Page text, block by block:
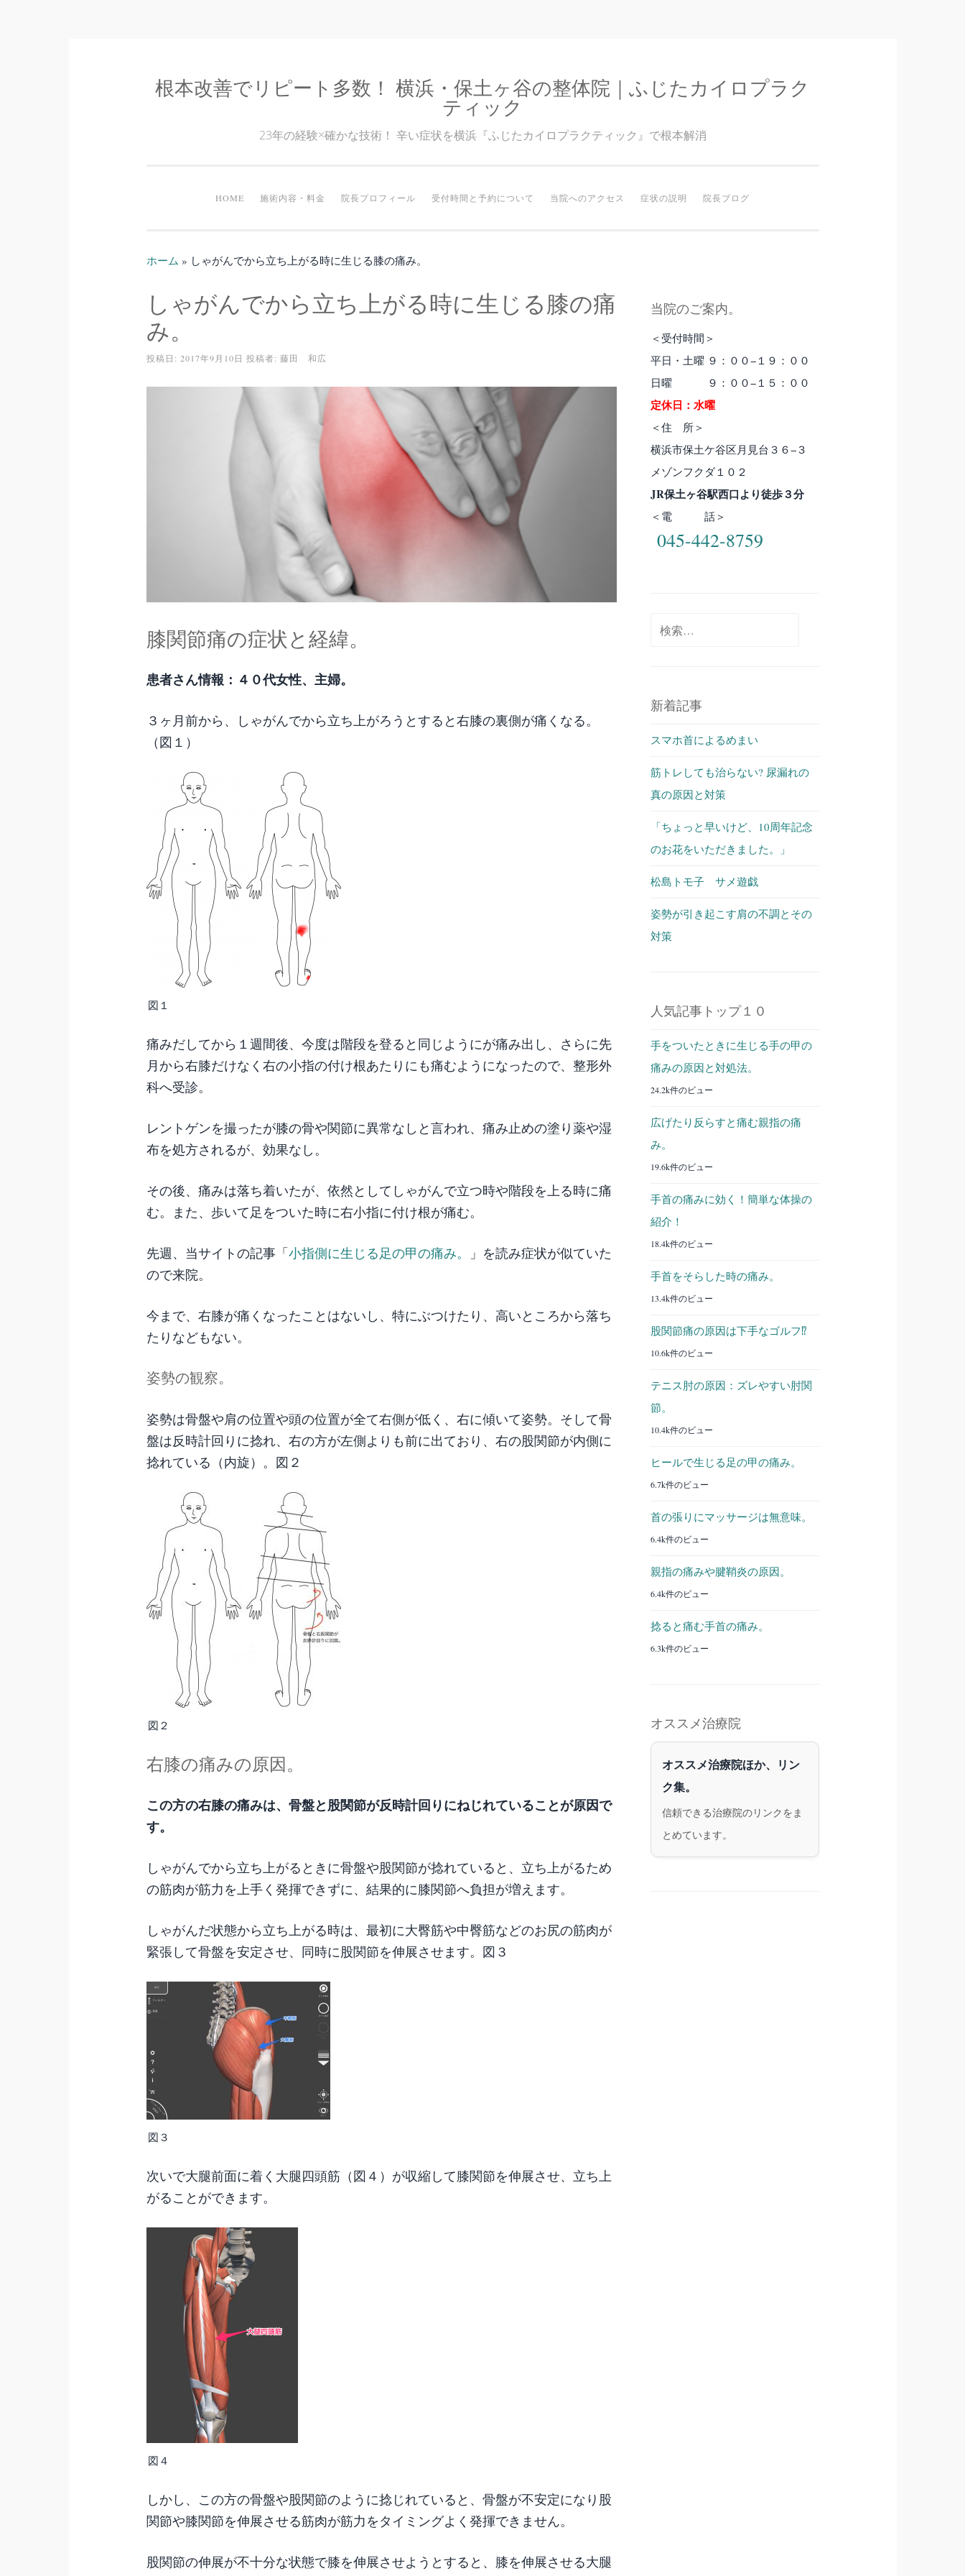
コ
プ
根本改善でリピート多数！ 横浜・保土ヶ谷の整体院｜ふじたカイロプラク
ティック
23年の経験×確かな技術！ 辛い症状を横浜『ふじたカイロプラクティック』で根本解消
HOME 施術内容・料金 院長プロフィール 受付時間と予約について 当院へのアクセス 症状の説明 院長ブログ
ホーム » しゃがんでから立ち上がる時に生じる膝の痛み。
しゃがんでから立ち上がる時に生じる膝の痛
み。
投稿日: 2017年9月10日 投稿者: 藤田 和広
膝関節痛の症状と経緯。
患者さん情報：４０代女性、主婦。
３ヶ月前から、しゃがんでから立ち上がろうとすると右膝の裏側が痛くなる。
（図１）
図１
痛みだしてから１週間後、今度は階段を登ると同じようにが痛み出し、さらに先
月から右膝だけなく右の小指の付け根あたりにも痛むようになったので、整形外
科へ受診。
レントゲンを撮ったが膝の骨や関節に異常なしと言われ、痛み止めの塗り薬や湿
布を処方されるが、効果なし。
その後、痛みは落ち着いたが、依然としてしゃがんで立つ時や階段を上る時に痛
む。また、歩いて足をついた時に右小指に付け根が痛む。
先週、当サイトの記事「小指側に生じる足の甲の痛み。
」を読み症状が似ていた
ので来院。
今まで、右膝が痛くなったことはないし、特にぶつけたり、高いところから落ち
たりなどもない。
姿勢の観察。
姿勢は骨盤や肩の位置や頭の位置が全て右側が低く、右に傾いて姿勢。そして骨
盤は反時計回りに捻れ、右の方が左側よりも前に出ており、右の股関節が内側に
捻れている（内旋）。図２
図２
右膝の痛みの原因。
この方の右膝の痛みは、骨盤と股関節が反時計回りにねじれていることが原因で
す。
しゃがんでから立ち上がるときに骨盤や股関節が捻れていると、立ち上がるため
の筋肉が筋力を上手く発揮できずに、結果的に膝関節へ負担が増えます。
しゃがんだ状態から立ち上がる時は、最初に大臀筋や中臀筋などのお尻の筋肉が
緊張して骨盤を安定させ、同時に股関節を伸展させます。図３
図３
次いで大腿前面に着く大腿四頭筋（図４）が収縮して膝関節を伸展させ、立ち上
がることができます。
図４
しかし、この方の骨盤や股関節のように捻じれていると、骨盤が不安定になり股
関節や膝関節を伸展させる筋肉が筋力をタイミングよく発揮できません。
股関節の伸展が不十分な状態で膝を伸展させようとすると、膝を伸展させる大腿
当院のご案内。
＜受付時間＞
平日・土曜 ９：００−１９：００
日曜 ９：００−１５：００
定休日：水曜
＜住 所＞
横浜市保土ケ谷区月見台３６−３
メゾンフクダ１０２
JR保土ヶ谷駅西口より徒歩３分
＜電 話＞
045-442-8759
新着記事
スマホ首によるめまい
筋トレしても治らない? 尿漏れの
真の原因と対策
「ちょっと早いけど、10周年記念
のお花をいただきました。」
松島トモ子 サメ遊戯
姿勢が引き起こす肩の不調とその
対策
人気記事トップ１０
手をついたときに生じる手の甲の
痛みの原因と対処法。
24.2k件のビュー
広げたり反らすと痛む親指の痛
み。
19.6k件のビュー
手首の痛みに効く！簡単な体操の
紹介！
18.4k件のビュー
手首をそらした時の痛み。
13.4k件のビュー
股関節痛の原因は下手なゴルフ⁉︎
10.6k件のビュー
テニス肘の原因：ズレやすい肘関
節。
10.4k件のビュー
ヒールで生じる足の甲の痛み。
6.7k件のビュー
首の張りにマッサージは無意味。
6.4k件のビュー
親指の痛みや腱鞘炎の原因。
6.4k件のビュー
捻ると痛む手首の痛み。
6.3k件のビュー
オススメ治療院
オススメ治療院ほか、リン
ク集。
信頼できる治療院のリンクをま
とめています。